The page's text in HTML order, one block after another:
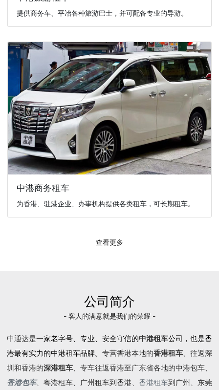
提供商务车、平冶各种旅游巴士，并可配备专业的导游。
中港商务租车
为香港、驻港企业、办事机构提供各类租车，可长期租车。
查看更多
公司简介
- 客人的满意就是我们的荣耀 -
中通达是一家老字号、专业、安全守信的中港租车公司，也是香
港最有实力的中港租车品牌。 专营香港本地的香港租车、往返深
圳和香港的深港租车、专车往返香港至广东省各地的中港包车、
香港包车、 粤港租车、广州租车到香港、 香港租车到广州、东莞